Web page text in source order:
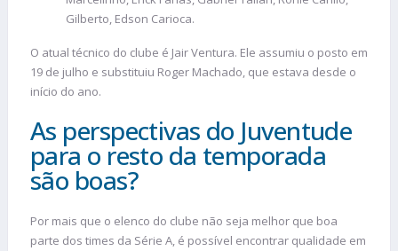
Gilberto, Edson Carioca.
O atual técnico do clube é Jair Ventura. Ele assumiu o posto em
19 de julho e substituiu Roger Machado, que estava desde o
início do ano.
As perspectivas do Juventude
para o resto da temporada
são boas?
Por mais que o elenco do clube não seja melhor que boa
parte dos times da Série A, é possível encontrar qualidade em